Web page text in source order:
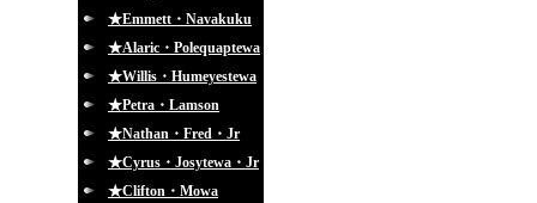
★Emmett・Navakuku
★Alaric・Polequaptewa
★Willis・Humeyestewa
★Petra・Lamson
★Nathan・Fred・Jr
★Cyrus・Josytewa・Jr
★Clifton・Mowa